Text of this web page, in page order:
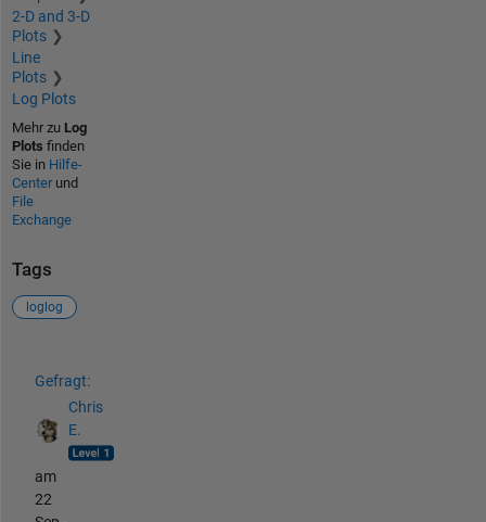
2-D and 3-D
Plots
Line
Plots
Log Plots
Mehr zu Log
Plots finden
Sie in Hilfe-
Centerund
File
Exchange
Tags
loglog
Gefragt:
Chris
E.
am
22